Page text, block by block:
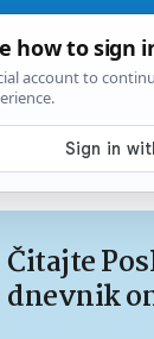
Već od
Čitajte
dnevnik